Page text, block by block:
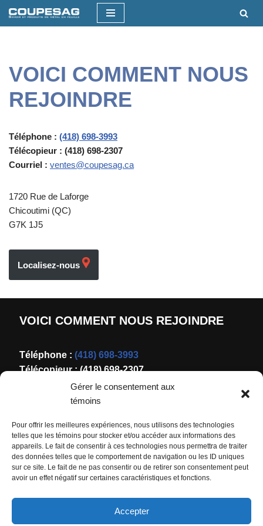
Gérer le consentement aux
témoins
Pour offrir les meilleures expériences, nous utilisons des technologies
telles que les témoins pour stocker et/ou accéder aux informations des
appareils. Le fait de consentir à ces technologies nous permettra de traiter
des données telles que le comportement de navigation ou les ID uniques
sur ce site. Le fait de ne pas consentir ou de retirer son consentement peut
avoir un effet négatif sur certaines caractéristiques et fonctions.
Accepter
VOICI COMMENT NOUS
REJOINDRE
Téléphone : (418) 698-3993
Télécopieur : (418) 698-2307
Courriel : ventes@coupesag.ca
1720 Rue de Laforge
Chicoutimi (QC)
G7K 1J5
Localisez-nous
VOICI COMMENT NOUS REJOINDRE
Téléphone : (418) 698-3993
Télécopieur : (418) 698-2307
ventes@coupesag.ca
Chicoutimi (QC)
G7K 1J5